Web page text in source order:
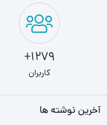
1279+
کاربران
آخرین نوشته ها